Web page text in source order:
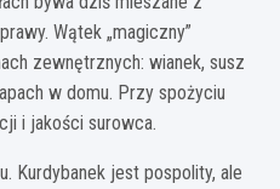
Wątek „magiczny”
zewnętrznych: wianek, susz
w domu. Przy spożyciu
i jakości surowca.
Kurdybanek jest pospolity, ale